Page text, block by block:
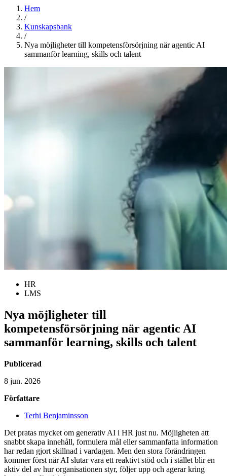
Hem
/
Kunskapsbank
/
Nya möjligheter till kompetensförsörjning när agentic AI
sammanför learning, skills och talent
HR
LMS
Nya möjligheter till
kompetensförsörjning när agentic AI
sammanför learning, skills och talent
Publicerad
8 jun. 2026
Författare
Terhi Benjaminsson
Det pratas mycket om generativ AI i HR just nu. Möjligheten att
snabbt skapa innehåll, formulera mål eller sammanfatta information
har redan gjort skillnad i vardagen. Men den stora förändringen
kommer först när AI slutar vara ett reaktivt stöd och i stället blir en
aktiv del av hur organisationen styr, följer upp och agerar kring